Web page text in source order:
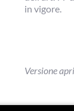
in vigore.
Versione